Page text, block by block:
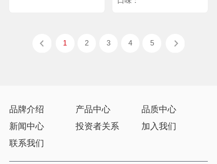
1 2 3 4 5
品牌介绍 产品中心
品质中心
新闻中心
投资者关系
加入我们
联系我们